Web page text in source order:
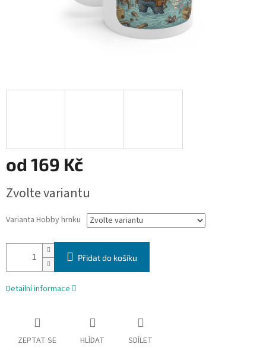
od 169 Kč
cena:
Zvolte variantu
Varianta Hobby hrnku
Přidat do košíku
Detailní informace
ZEPTAT SE HLÍDAT SDÍLET